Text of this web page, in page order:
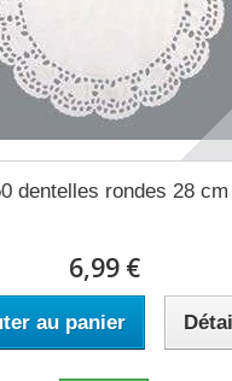
dentelles rondes 28 cm
6,99 €
au panier